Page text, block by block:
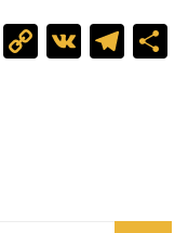
WhatsApp
Copy
VK